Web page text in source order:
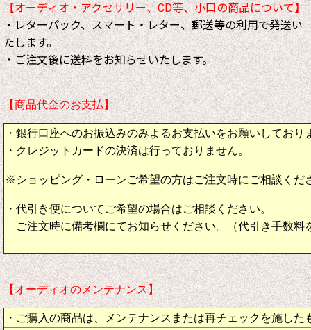
【オーディオ・アクセサリー、CD等、小口の商品について】
・レターパック、スマート・レター、郵送等の利用で発送い
たします。
・ご注文後に送料をお知らせいたします。
【商品代金のお支払】
・銀行口座へのお振込みのみよるお支払いをお願いしており
・クレジットカードの決済は行っておりません。
※ショッピング・ローンご希望の方はご注文時にご相談くだ
・代引き便についてご希望の場合はご相談ください。
ご注文時に備考欄にてお知らせください。（代引き手数料
【オーディオのメンテナンス】
・ご購入の商品は、メンテナンスまたは再チェックを施し